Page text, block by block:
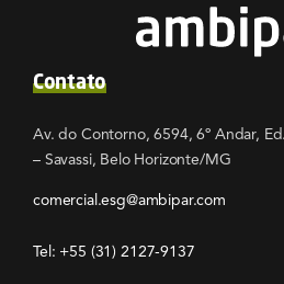
Contato
Av. do Contorno, 6594, 6º Andar,
– Savassi, Belo Horizonte/MG
comercial.esg@ambipar.com
Tel: +55 (31) 2127-9137